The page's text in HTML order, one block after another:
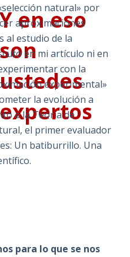
Y en eso
son
ustedes
expertos
natural» por
aproximaciones
al estudio de la
en mi artículo ni en
con la
experimental»
la evolución a
a la Teoría de
el primer evaluador
Un batiburrillo. Una
para lo que se nos